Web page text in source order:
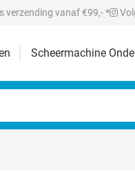
verzending vanaf €99,- *
Scheermachine